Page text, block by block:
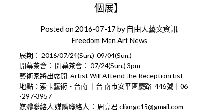
個展】
Posted on 2016-07-17 by 自由人藝文資訊
Freedom Men Art News
展期： 2016/07/24(Sun.)-09/04(Sun.)
開幕茶會： 開幕茶會： 07/24(Sun.) 3pm
藝術家將出席開 Artist Will Attend the Receptionrtist
地點：索卡藝術‧台南 ｜台 南市安平區慶路 446號｜06
-297-3957
媒體聯絡人 媒體聯絡人 ：周亮君 cliangc15@gmail.com